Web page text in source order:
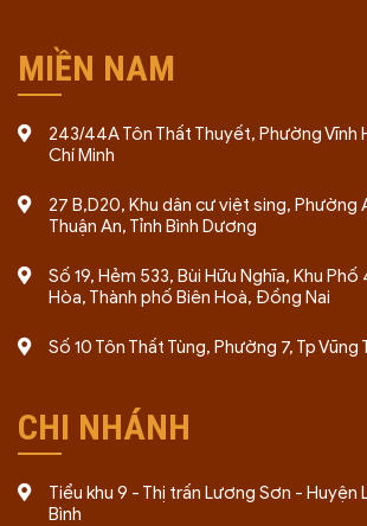
MIỀN NAM
243/44A Tôn Thất Thuyết, Phường Vĩnh
Chí Minh
27 B,D20, Khu dân cư việt sing, Phường
Thuận An, Tỉnh Bình Dương
Số 19, Hẻm 533, Bùi Hữu Nghĩa, Khu
Hòa, Thành phố Biên Hoà, Đồng Nai
Số 10 Tôn Thất Tùng, Phường 7, Tp Vũng
CHI NHÁNH
Tiểu khu 9 - Thị trấn Lương Sơn - Huyện
Bình